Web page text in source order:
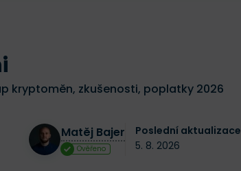
kryptoměn, zkušenosti, poplatky 2026
Matěj Bajer
Ověřeno
Poslední aktualizace
5. 8. 2026